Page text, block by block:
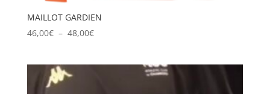
MAILLOT GARDIEN
46,00€ – 48,00€Plage